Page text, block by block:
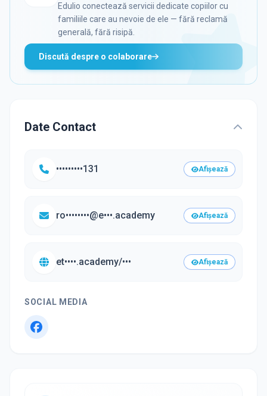
Edulio conectează servicii dedicate copiilor cu
familiile care au nevoie de ele — fără reclamă
generală, fără risipă.
Discută despre o colaborare
Date Contact
•••••••••131 Afișează
ro••••••••@e•••.academy Afișează
et••••.academy/••• Afișează
SOCIAL MEDIA